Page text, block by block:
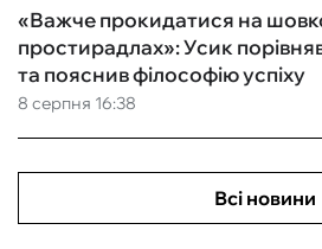
8 серпня 16:38
«Важче прокидатися на
простирадлах»: Усик
та пояснив філософію успіху
Всі новини